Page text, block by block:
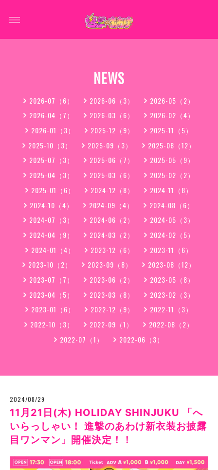
NEWS
2026-07（6） 2026-06（3）
2026-05（2）
2026-04（7）
2026-03（6）
2026-02（4）
2026-01（3）
2025-12（9）
2025-11（5）
2025-10（3）
2025-09（3）
2025-08（12）
2025-07（3）
2025-06（7）
2025-05（9）
2025-04（3）
2025-03（6）
2025-02（2）
2025-01（6）
2024-12（8）
2024-11（8）
2024-10（4）
2024-09（4）
2024-08（6）
2024-07（3）
2024-06（2）
2024-05（3）
2024-04（9）
2024-03（2）
2024-02（5）
2024-01（4）
2023-12（6）
2023-11（6）
2023-10（2）
2023-09（8）
2023-08（12）
2023-07（7）
2023-06（2）
2023-05（8）
2023-04（5）
2023-03（8）
2023-02（3）
2023-01（6）
2022-12（9）
2022-11（3）
2022-10（3）
2022-09（1）
2022-08（2）
2022-07（1）
2022-06（3）
2024/08/29
11月21日(木) HOLIDAY SHINJUKU 「へ
いらっしゃい！ 進撃のあわけ新衣装お披露
目ワンマン」開催決定！！